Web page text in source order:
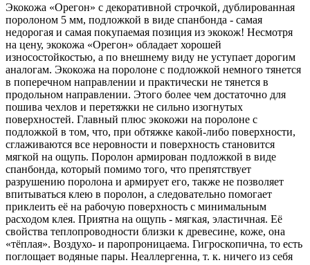
Экокожа «Орегон» с декоративной строчкой, дублированная
поролоном 5 мм, подложкой в виде спанбонда - самая
недорогая и самая покупаемая позиция из экокож! Несмотря
на цену, экокожа «Орегон» обладает хорошей
износостойкостью, а по внешнему виду не уступает дорогим
аналогам. Экокожа на поролоне с подложкой немного тянется
в поперечном направлении и практически не тянется в
продольном направлении. Этого более чем достаточно для
пошива чехлов и перетяжки не сильно изогнутых
поверхностей. Главный плюс экокожи на поролоне с
подложкой в том, что, при обтяжке какой-либо поверхности,
сглаживаются все неровности и поверхность становится
мягкой на ощупь. Поролон армирован подложкой в виде
спанбонда, который помимо того, что препятствует
разрушению поролона и армирует его, также не позволяет
впитываться клею в поролон, а следовательно помогает
приклеить её на рабочую поверхность с минимальным
расходом клея. Приятна на ощупь - мягкая, эластичная. Её
свойства теплопроводности близки к древесине, коже, она
«тёплая». Воздухо- и паропроницаема. Гигроскопична, то есть
поглощает водяные пары. Неаллергенна, т. к. ничего из себя